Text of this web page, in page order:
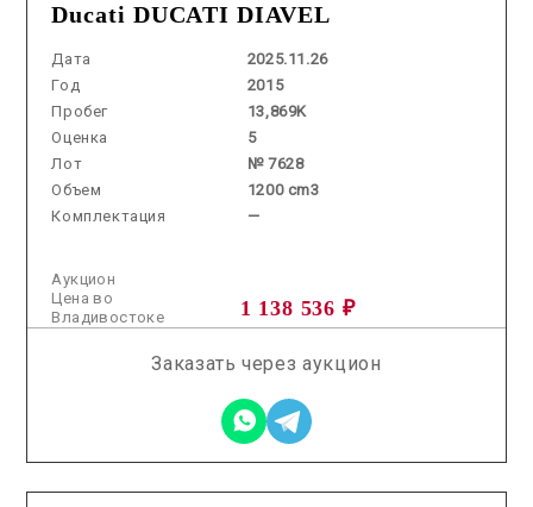
Ducati DUCATI DIAVEL
Дата
2025.11.26
Год
2015
Пробег
13,869K
Оценка
5
Лот
№ 7628
Объем
1200 cm3
Комплектация
—
Аукцион
1 138 536 ₽
Цена во
Владивостоке
Заказать через аукцион